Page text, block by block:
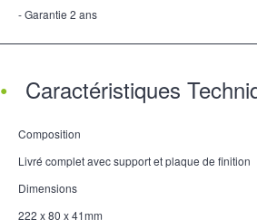
- Garantie 2 ans
Caractéristiques
Composition
Livré complet avec support et plaque de finition
Dimensions
222 x 80 x 41mm